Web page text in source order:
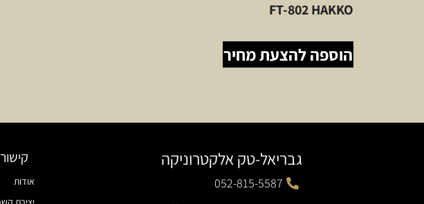
FT-802 HAKKO
הוספה להצעת מחיר
גבריאל-טק אלקטרוניקה
052-815-5587
אודות